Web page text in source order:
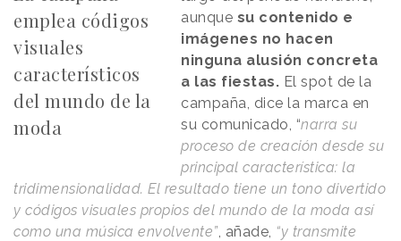
emplea códigos
visuales
característicos
del mundo de la
moda
aunque su contenido e
imágenes no hacen
ninguna alusión concreta
a las fiestas. El spot de la
campaña, dice la marca en
su comunicado, “narra su
proceso de creación desde su
principal característica: la
tridimensionalidad. El resultado tiene un tono divertido
y códigos visuales propios del mundo de la moda así
como una música envolvente”, añade, “y transmite